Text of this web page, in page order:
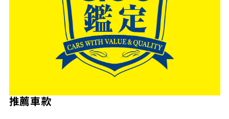
推薦車款